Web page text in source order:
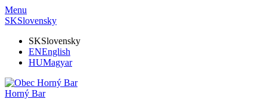
Menu
SKSlovensky
SKSlovensky
ENEnglish
HUMagyar
Horný Bar